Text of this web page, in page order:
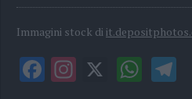
Immagini stock di